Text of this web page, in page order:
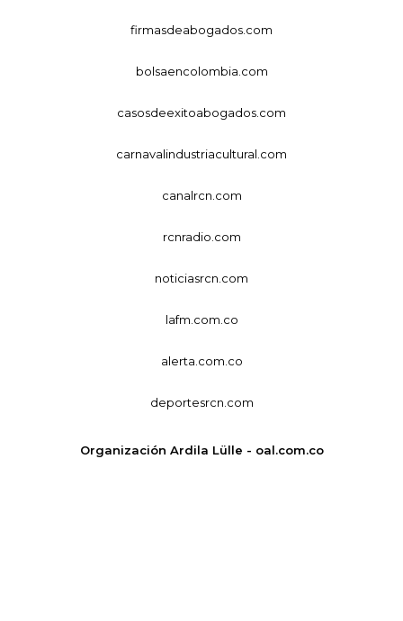
firmasdeabogados.com
bolsaencolombia.com
casosdeexitoabogados.com
carnavalindustriacultural.com
canalrcn.com
rcnradio.com
noticiasrcn.com
lafm.com.co
alerta.com.co
deportesrcn.com
Organización Ardila Lülle - oal.com.co